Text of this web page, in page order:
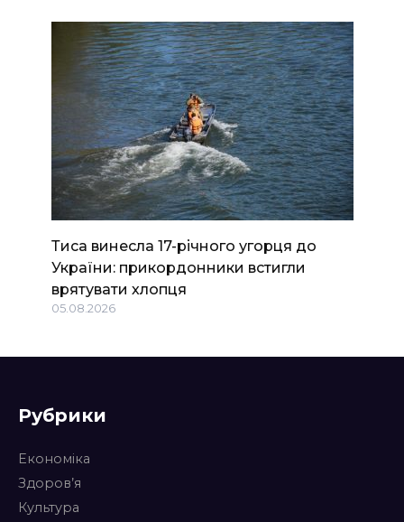
Тиса винесла 17-річного угорця до
України: прикордонники встигли
врятувати хлопця
05.08.2026
Рубрики
Економіка
Здоров’я
Культура